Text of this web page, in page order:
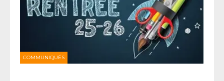
COMMUNIQUÉS